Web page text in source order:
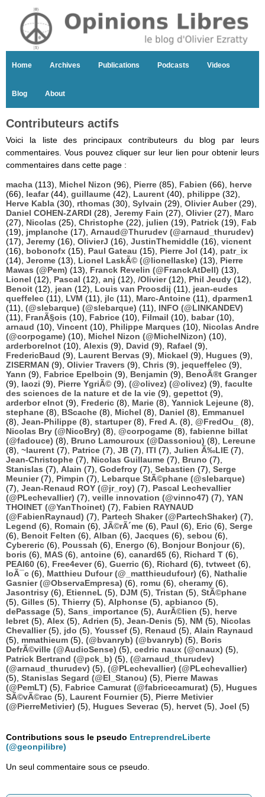
Home Archives Publications Podcasts Videos
Blog About
Contributeurs actifs
Voici la liste des principaux contributeurs du blog par leurs
commentaires. Vous pouvez cliquer sur leur lien pour obtenir leurs
commentaires dans cette page :
macha (113), Michel Nizon (96), Pierre (85), Fabien (66), herve
(66), leafar(44), guillaume (42), Laurent (40), philippe (32),
Herve Kabla (30), rthomas (30), Sylvain (29), Olivier Auber(29),
Daniel COHEN-ZARDI (28), Jeremy Fain (27), Olivier(27), Marc
(27), Nicolas (25), Christophe (22), julien (19), Patrick (19), Fab
(19), jmplanche (17), Arnaud@Thurudev (@arnaud_thurudev)
(17), Jeremy (16), OlivierJ (16), JustinThemiddle (16), vicnent
(16), bobonofx (15), Paul Gateau (15), Pierre Jol (14), patr_ix
(14), Jerome (13), Lionel LaskÃ© (@lionellaske) (13), Pierre
Mawas (@Pem) (13), Franck Revelin (@FranckAtDell) (13),
Lionel (12), Pascal (12), anj (12), /Olivier(12), Phil Jeudy (12),
Benoit (12), jean (12), Louis van Proosdij (11), jean-eudes
queffelec (11), LVM (11), jlc (11), Marc-Antoine (11), dparmen1
(11), (@slebarque) (@slebarque) (11), INFO (@LINKANDEV)
(11), FranÃ§ois (10), Fabrice (10), Filmail (10), babar(10),
arnaud (10), Vincent (10), Philippe Marques (10), Nicolas Andre
(@corpogame) (10), Michel Nizon (@MichelNizon) (10),
arderborelnot (10), Alexis (9), David (9), Rafael (9),
FredericBaud (9), Laurent Bervas (9), Mickael (9), Hugues (9),
ZISERMAN (9), Olivier Travers (9), Chris (9), jequeffelec (9),
Yann (9), Fabrice Epelboin (9), Benjamin (9), BenoÃ®t Granger
(9), laozi (9), Pierre YgriÃ© (9), (@olivez) (@olivez) (9), faculte
des sciences de la nature et de la vie (9), gepettot (9),
arderbor elnot (9), Frederic (8), Marie (8), Yannick Lejeune (8),
stephane (8), BScache (8), Michel (8), Daniel (8), Emmanuel
(8), Jean-Philippe (8), startuper(8), Fred A. (8), @FredOu_
(8),
Nicolas Bry (@NicoBry) (8), @corpogame (8), fabienne billat
(@fadouce) (8), Bruno Lamouroux (@Dassoniou) (8), Lereune
(8), ~laurent (7), Patrice (7), JB (7), ITI (7), Julien Ã‰LIE (7),
Jean-Christophe (7), Nicolas Guillaume (7), Bruno (7),
Stanislas (7), Alain (7), Godefroy (7), Sebastien (7), Serge
Meunier(7), Pimpin (7), Lebarque StÃ©phane (@slebarque)
(7), Jean-Renaud ROY (@jr_roy) (7), Pascal Lechevallier
(@PLechevallier) (7), veille innovation (@vinno47) (7), YAN
THOINET (@YanThoinet) (7), Fabien RAYNAUD
(@FabienRaynaud) (7), Partech Shaker (@PartechShaker) (7),
Legend (6), Romain (6), JÃ©rÃ´me (6), Paul (6), Eric (6), Serge
(6), Benoit Felten (6), Alban (6), Jacques (6), sebou (6),
Cybereric (6), Poussah (6), Energo (6), Bonjour Bonjour(6),
boris (6), MAS (6), antoine (6), canard65 (6), Richard T (6),
PEAI60 (6), Free4ever(6), Guerric (6), Richard (6), tvtweet (6),
loÃ¯c (6), Matthieu Dufour (@_matthieudufour) (6), Nathalie
Gasnier (@ObservaEmpresa) (6), romu (6), cheramy (6),
Jasontrisy (6), EtienneL (5), DJM (5), Tristan (5), StÃ©phane
(5), Gilles (5), Thierry (5), Alphonse (5), apbianco (5),
dePassage (5), Sans_importance (5), AurÃ©lien (5), herve
lebret (5), Alex (5), Adrien (5), Jean-Denis (5), NM (5), Nicolas
Chevallier(5), jdo (5), Youssef (5), Renaud (5), Alain Raynaud
(5), mmathieum (5), (@bvanryb) (@bvanryb) (5), Boris
DefrÃ©ville (@AudioSense) (5), cedric naux (@cnaux) (5),
Patrick Bertrand (@pck_b) (5), (@arnaud_thurudev)
(@arnaud_thurudev) (5), (@PLechevallier) (@PLechevallier)
(5), Stanislas Segard (@El_Stanou) (5), Pierre Mawas
(@PemLT) (5), Fabrice Camurat (@fabricecamurat) (5), Hugues
SÃ©vÃ©rac (5), Laurent Fournier(5), Pierre Metivier
(@PierreMetivier) (5), Hugues Severac (5), hervet (5), Joel (5)
Contributions sous le pseudo EntreprendreLiberte
(@geonpilibre)
Un seul commentaire sous ce pseudo.